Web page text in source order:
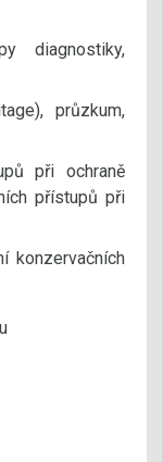
diagnostiky,
průzkum,
při ochraně
přístupů při
konzervačních